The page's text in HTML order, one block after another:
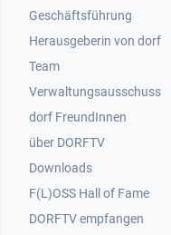
Geschäftsführung
Herausgeberin von dorf
Team
Verwaltungsausschuss
dorf FreundInnen
Footer 3
über DORFTV
Downloads
F(L)OSS Hall of Fame
Footer 4
DORFTV empfangen